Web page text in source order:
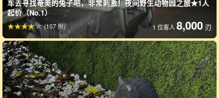
车去寻找奄美的兔子吧，非常刺激！夜间野生动物园之旅★1人
起价（No.1）
1 位客人 8,000 刃
(107 例)